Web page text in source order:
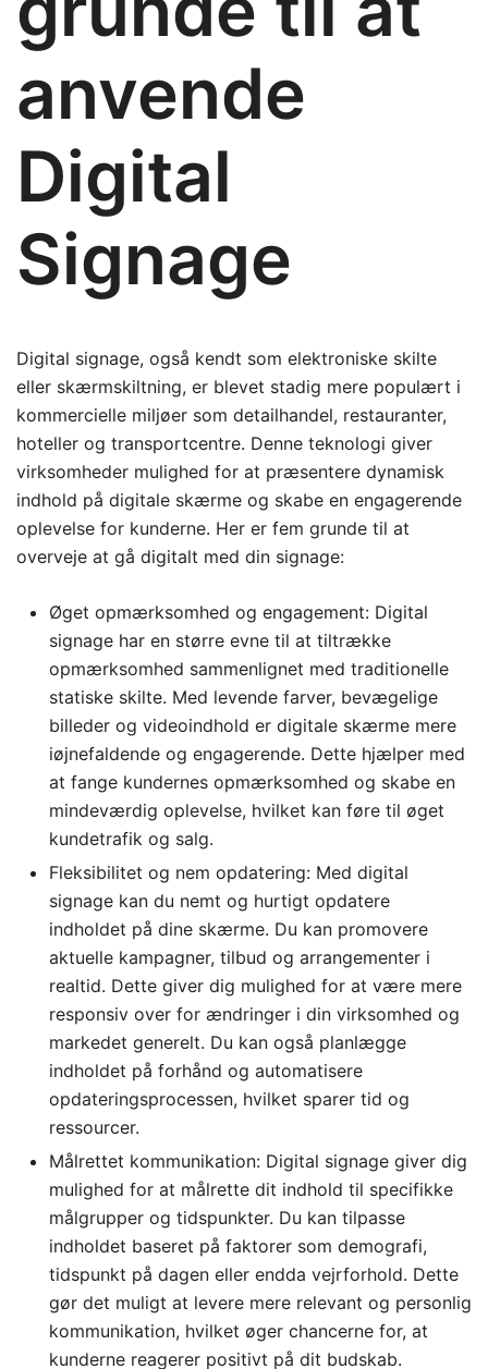
anvende
Digital
Signage
Digital signage, også kendt som elektroniske skilte
eller skærmskiltning, er blevet stadig mere populært i
kommercielle miljøer som detailhandel, restauranter,
hoteller og transportcentre. Denne teknologi giver
virksomheder mulighed for at præsentere dynamisk
indhold på digitale skærme og skabe en engagerende
oplevelse for kunderne. Her er fem grunde til at
overveje at gå digitalt med din signage:
Øget opmærksomhed og engagement: Digital
signage har en større evne til at tiltrække
opmærksomhed sammenlignet med traditionelle
statiske skilte. Med levende farver, bevægelige
billeder og videoindhold er digitale skærme mere
iøjnefaldende og engagerende. Dette hjælper med
at fange kundernes opmærksomhed og skabe en
mindeværdig oplevelse, hvilket kan føre til øget
kundetrafik og salg.
Fleksibilitet og nem opdatering: Med digital
signage kan du nemt og hurtigt opdatere
indholdet på dine skærme. Du kan promovere
aktuelle kampagner, tilbud og arrangementer i
realtid. Dette giver dig mulighed for at være mere
responsiv over for ændringer i din virksomhed og
markedet generelt. Du kan også planlægge
indholdet på forhånd og automatisere
opdateringsprocessen, hvilket sparer tid og
ressourcer.
Målrettet kommunikation: Digital signage giver dig
mulighed for at målrette dit indhold til specifikke
målgrupper og tidspunkter. Du kan tilpasse
indholdet baseret på faktorer som demografi,
tidspunkt på dagen eller endda vejrforhold. Dette
gør det muligt at levere mere relevant og personlig
kommunikation, hvilket øger chancerne for, at
kunderne reagerer positivt på dit budskab.